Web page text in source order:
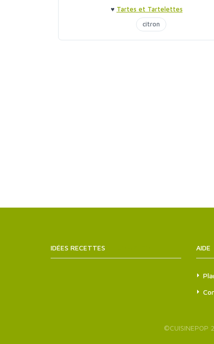
♥ Tartes et Tartelettes
citron
IDÉES RECETTES AIDE
©CUISINEPOP